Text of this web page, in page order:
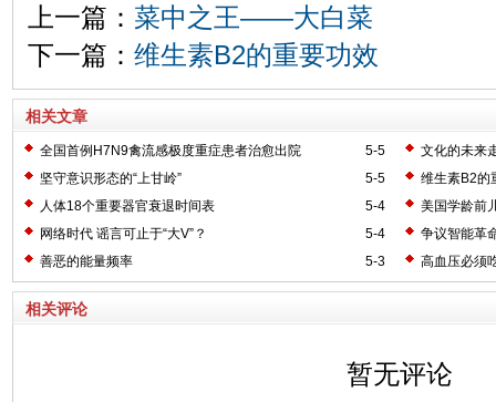
上一篇： 菜中之王——大白菜
下一篇： 维生素B2的重要功效
相关文章
5-5
全国首例H7N9禽流感极度重症患者治愈出院
文化的未来
5-5
坚守意识形态的“上甘岭”
维生素B2的
5-4
人体18个重要器官衰退时间表
美国学龄前
5-4
网络时代 谣言可止于“大V”？
争议智能革
5-3
善恶的能量频率 高血压必须
相关评论
暂无评论